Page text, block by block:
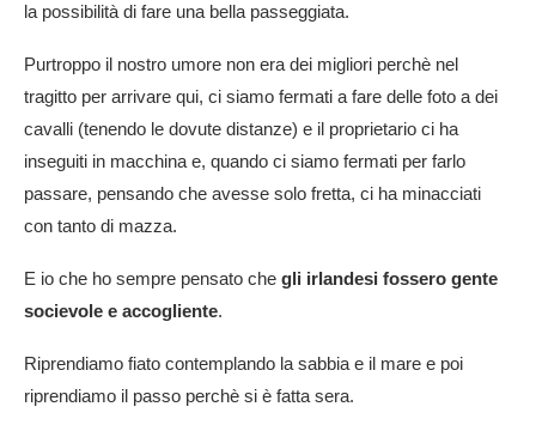
la possibilità di fare una bella passeggiata.
Purtroppo il nostro umore non era dei migliori perchè nel
tragitto per arrivare qui, ci siamo fermati a fare delle foto a dei
cavalli (tenendo le dovute distanze) e il proprietario ci ha
inseguiti in macchina e, quando ci siamo fermati per farlo
passare, pensando che avesse solo fretta, ci ha minacciati
con tanto di mazza.
E io che ho sempre pensato che gli irlandesi fossero gente
socievole e accogliente.
Riprendiamo fiato contemplando la sabbia e il mare e poi
riprendiamo il passo perchè si è fatta sera.